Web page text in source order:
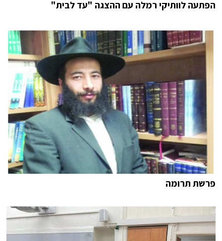
הפתעה לוותיקי רמלה עם ההצגה "עד לבית"
פרשת תרומה